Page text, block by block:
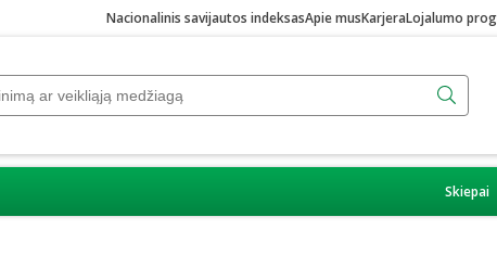
Nacionalinis savijautos indeksasApie musKarjeraLojalumo
Skiepai